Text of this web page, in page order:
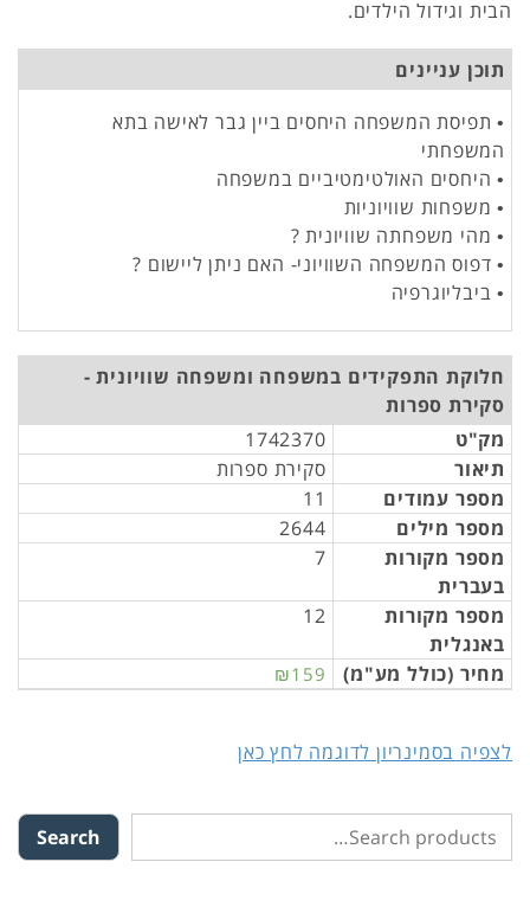
הבית וגידול הילדים.
תוכן עניינים
• תפיסת המשפחה היחסים ביין גבר לאישה בתא
המשפחתי
• היחסים האולטימטיביים במשפחה
• משפחות שוויוניות
• מהי משפחתה שוויונית ?
• דפוס המשפחה השוויוני- האם ניתן ליישום ?
• ביבליוגרפיה
חלוקת התפקידים במשפחה ומשפחה שוויונית -
סקירת ספרות
מק"ט
1742370
תיאור
סקירת ספרות
מספר עמודים
11
מספר מילים
2644
מספר מקורות
בעברית
7
מספר מקורות
באנגלית
12
מחיר (כולל מע"מ) ₪159
לצפיה בסמינריון לדוגמה לחץ כאן
Search